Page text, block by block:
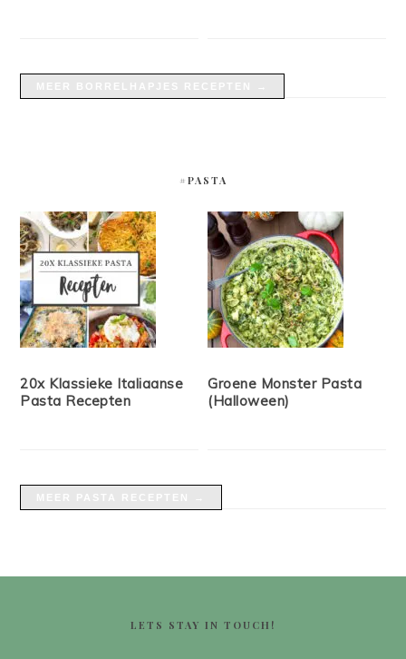
#PASTA
20x Klassieke Italiaanse
Pasta Recepten
Groene Monster Pasta
(Halloween)
LETS STAY IN TOUCH!